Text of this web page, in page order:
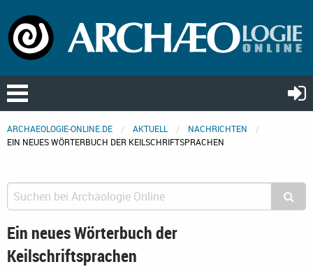
ARCHAEOLOGIE-ONLINE.DE AKTUELL
NACHRICHTEN
EIN NEUES WÖRTERBUCH DER KEILSCHRIFTSPRACHEN
Ein neues Wörterbuch der
Keilschriftsprachen